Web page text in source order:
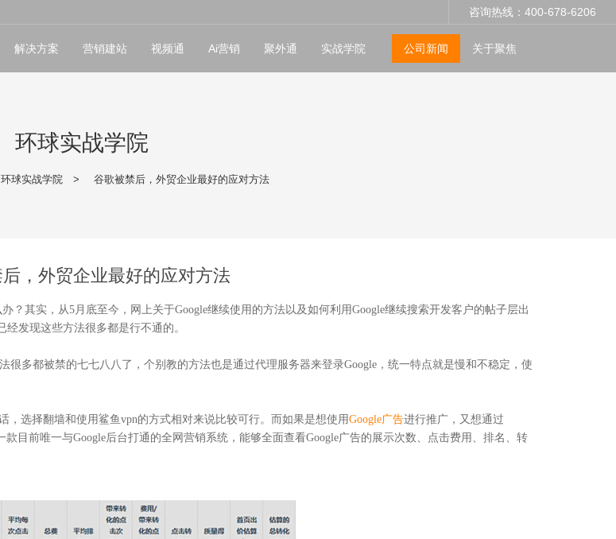
咨询热线：400-678-6206
解决方案 营销建站 视频通 Ai营销 聚外通 实战学院 公司新闻 关于聚焦
环球实战学院
环球实战学院 > 谷歌被禁后，外贸企业最好的应对方法
，外贸企业最好的应对方法
？其实，从5 月底至今，网上关于Google继续使用的方法以及如何利用Google继续搜索开发客户的帖子层出
发现这些方法很多都是行不通的。
很多都被禁的七七八八了，个别教的方法也是通过代理服务器来登录Google ，统一特点就是慢和不稳定，使
，选择翻墙和使用鲨鱼vpn的方式相对来说比较可行。而如果是想使用Google广告进行推广，又想通过
款目前唯一与Google后台打通的全网营销系统，能够全面查看Google广告的展示次数、点击费用、排名、转